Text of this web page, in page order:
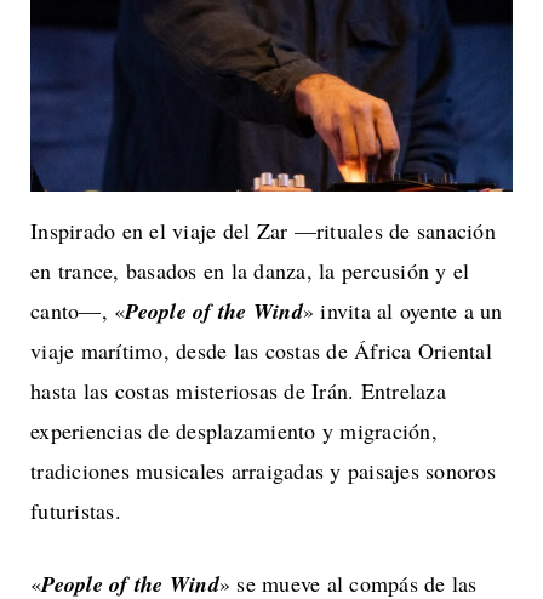
Inspirado en el viaje del Zar —rituales de sanación
en trance, basados ​​en la danza, la percusión y el
canto—, «People of the Wind» invita al oyente a un
viaje marítimo, desde las costas de África Oriental
hasta las costas misteriosas de Irán. Entrelaza
experiencias de desplazamiento y migración,
tradiciones musicales arraigadas y paisajes sonoros
futuristas.
«People of the Wind» se mueve al compás de las